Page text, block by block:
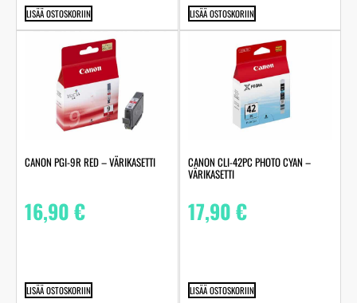
LISÄÄ OSTOSKORIIN LISÄÄ OSTOSKORIIN
CANON PGI-9R RED – VÄRIKASETTI
16,90€
LISÄÄ OSTOSKORIIN
CANON CLI-42PC PHOTO CYAN –
VÄRIKASETTI
17,90€
LISÄÄ OSTOSKORIIN